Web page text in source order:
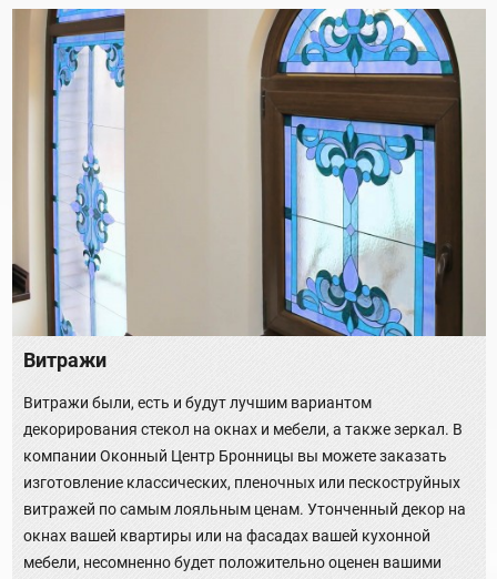
Витражи
Витражи были, есть и будут лучшим вариантом
декорирования стекол на окнах и мебели, а также зеркал. В
компании Оконный Центр Бронницы вы можете заказать
изготовление классических, пленочных или пескоструйных
витражей по самым лояльным ценам. Утонченный декор на
окнах вашей квартиры или на фасадах вашей кухонной
мебели, несомненно будет положительно оценен вашими